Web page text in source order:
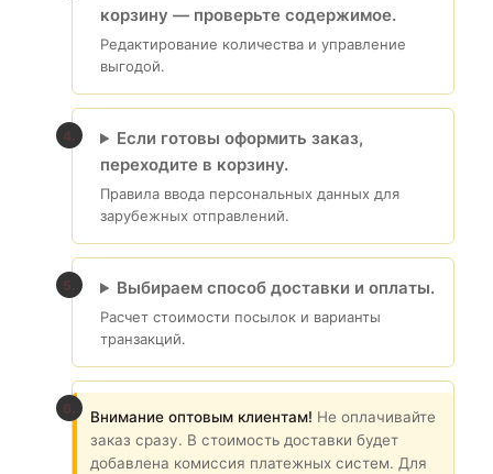
корзину — проверьте содержимое.
Редактирование количества и управление
выгодой.
Если готовы оформить заказ,
переходите в корзину.
Правила ввода персональных данных для
зарубежных отправлений.
Выбираем способ доставки и оплаты.
Расчет стоимости посылок и варианты
транзакций.
Внимание оптовым клиентам! Не оплачивайте
заказ сразу. В стоимость доставки будет
добавлена комиссия платежных систем. Для